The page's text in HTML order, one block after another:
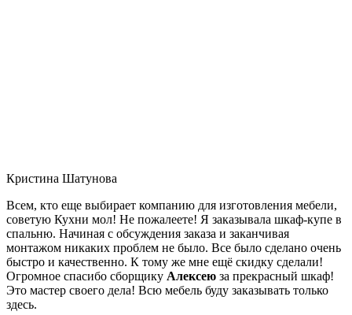
Кристина Шатунова
Всем, кто еще выбирает компанию для изготовления мебели,
советую Кухни мол! Не пожалеете! Я заказывала шкаф-купе в
спальню. Начиная с обсуждения заказа и заканчивая
монтажом никаких проблем не было. Все было сделано очень
быстро и качественно. К тому же мне ещё скидку сделали!
Огромное спасибо сборщику Алексею за прекрасный шкаф!
Это мастер своего дела! Всю мебель буду заказывать только
здесь.